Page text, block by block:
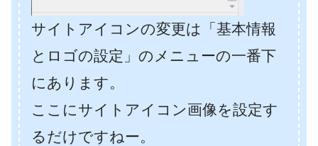
サイトアイコンの変更は「基本情報
とロゴの設定」のメニューの一番下
にあります。
ここにサイトアイコン画像を設定す
るだけですねー。